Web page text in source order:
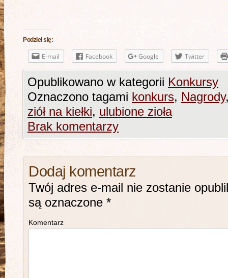
Podziel się:
E-mail Facebook Google Twitter
Opublikowano w kategorii Konkursy
Oznaczono tagami konkurs, Nagrody
ziół na kiełki, ulubione zioła
Brak komentarzy
Dodaj komentarz
Twój adres e-mail nie zostanie
są oznaczone *
Komentarz